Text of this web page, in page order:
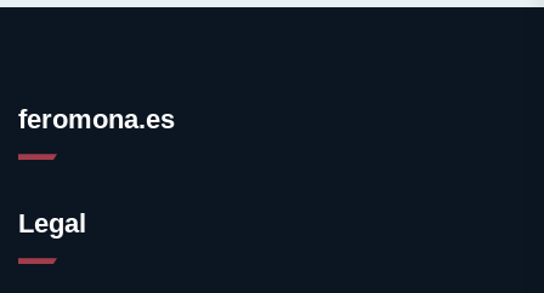
feromona.es
Legal